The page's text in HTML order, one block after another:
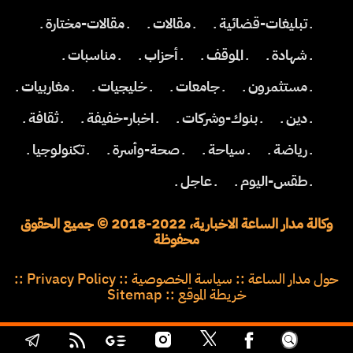
ـ تبليغات-قضائية ـ
ـ مقالات ـ
ـ مقالات-مختارة ـ
ـ شهادة ـ
ـ الموقف ـ ـ أحزاب ـ
ـ مناسبات ـ
ـ مستثمرون ـ
ـ جامعات ـ ـ خليجيات ـ
ـ مغاربيات ـ
ـ دين ـ
ـ بنوك-وشركات ـ ـ اخبار-خفيفة ـ
ـ ثقافة ـ
ـ رياضة ـ
ـ سياحة ـ ـ صحة-وأسرة ـ
ـ تكنولوجيا ـ
ـ طقس-اليوم ـ
ـ عاجل ـ
وكالة مدار الساعة الاخبارية، 2022-2018 © جميع الحقوق
محفوظة
حول مدار الساعة :: سياسة الخصوصية ::
Privacy Policy
::
خريطة الموقع ::
Sitemap